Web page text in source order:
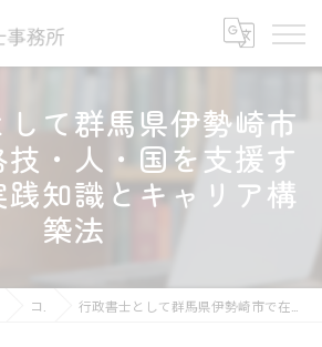
て群馬県伊勢崎市
・人・国を支援す
践知識とキャリア構
築法
コラム 行政書士として群馬県伊勢崎市で在留資格技・人・国を支援するための実践知識とキャリア構築法